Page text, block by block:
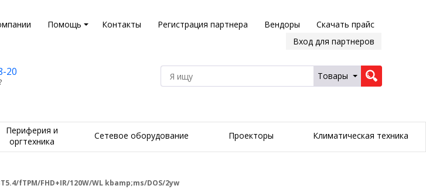
Помощь Контакты Регистрация партнера Вендоры
Скачать прайс
Вход для партнеров
20 Товары
Периферия и
оргтехника
Сетевое оборудование Проекторы Климатическая техника
fTPM/FHD+IR/120W/WL kbamp;ms/DOS/2yw